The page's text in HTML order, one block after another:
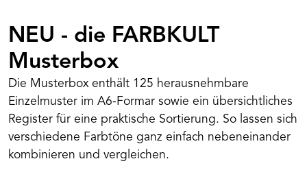
NEU - die FARBKULT
Musterbox
Die Musterbox enthält 125 herausnehmbare
Einzelmuster im A6-Formar sowie ein übersichtliches
Register für eine praktische Sortierung. So lassen sich
verschiedene Farbtöne ganz einfach nebeneinander
kombinieren und vergleichen.